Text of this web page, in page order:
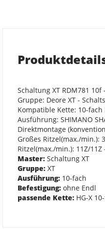
Schaltung XT RDM781 10f
Gruppe: Deore XT -
Kompatible Kette: 10-fach
Ausführung: SHIMANO
Direktmontage
Großes Ritzel(max./min.):
Ritzel(max./min.): 11Z/11Z
Master: Schaltung XT
Gruppe: XT
Ausführung: 10-fach
Befestigung: ohne Endl
passende Kette: HG-X